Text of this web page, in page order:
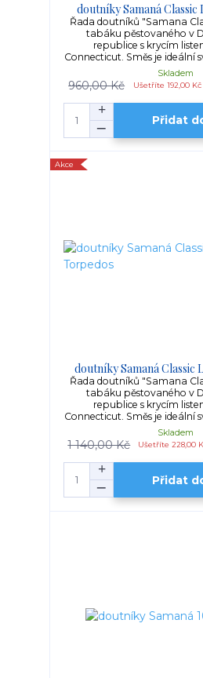
doutníky Samaná Classic
Řada doutníků "Samana
tabáku pěstovaného v
republice s krycím
Connecticut. Směs je ideální
960,00 Kč Ušetříte 192,00 Kč
Skladem
Přidat
Akce
doutníky Samaná Classic
Řada doutníků "Samana
tabáku pěstovaného v
republice s krycím
Connecticut. Směs je ideální
1 140,00 Kč Ušetříte 228,00
Skladem
Přidat